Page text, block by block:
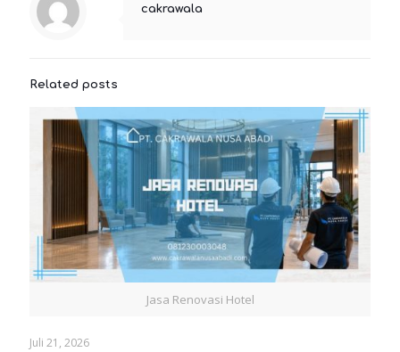
cakrawala
Related posts
Jasa Renovasi Hotel
Juli 21, 2026